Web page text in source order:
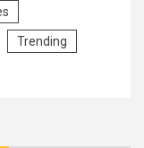
Trending